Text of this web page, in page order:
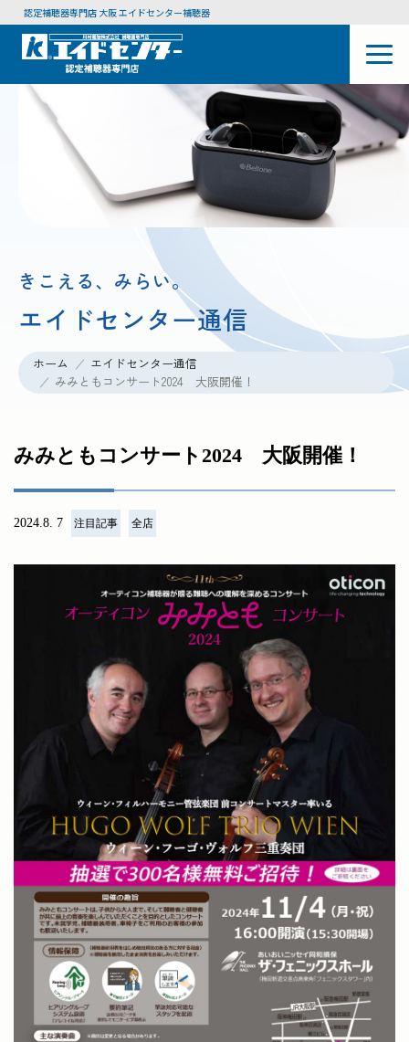
認定補聴器専門店 大阪 エイドセンター補聴器
きこえる、みらい。
エイドセンター通信
ホーム
エイドセンター通信
みみともコンサート2024 大阪開催！
みみともコンサート2024 大阪開催！
2024.8. 7 注目記事 全店